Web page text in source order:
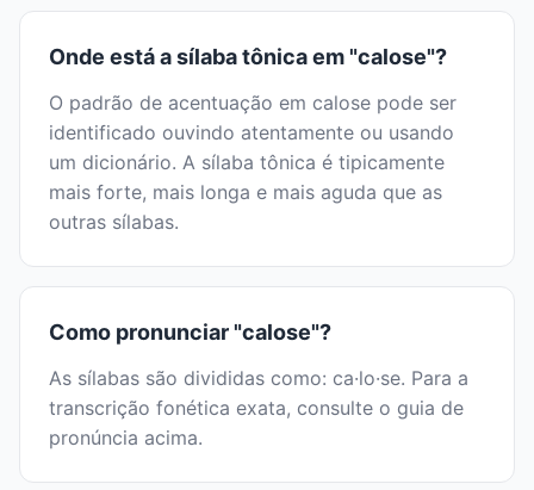
Onde está a sílaba tônica em "calose"?
O padrão de acentuação em calose pode ser
identificado ouvindo atentamente ou usando
um dicionário. A sílaba tônica é tipicamente
mais forte, mais longa e mais aguda que as
outras sílabas.
Como pronunciar "calose"?
As sílabas são divididas como: ca·lo·se. Para a
transcrição fonética exata, consulte o guia de
pronúncia acima.